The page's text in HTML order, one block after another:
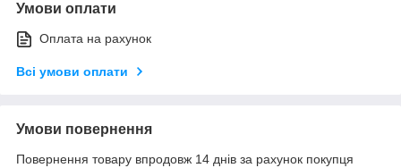
Умови оплати
Оплата на рахунок
Всі умови оплати
Умови повернення
Повернення товару впродовж 14 днів за рахунок покупця